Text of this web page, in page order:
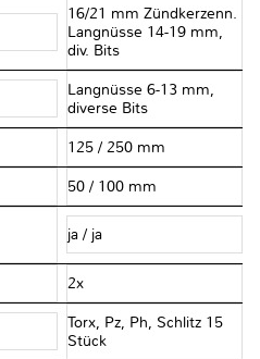
16/21 mm Zündkerzenn.
Langnüsse 14-19 mm,
div. Bits
Langnüsse 6-13 mm,
diverse Bits
125 / 250 mm
50 / 100 mm
ja / ja
2x
Torx, Pz, Ph, Schlitz 15
Stück